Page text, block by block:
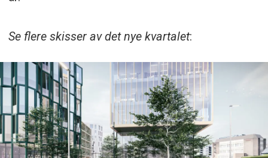
Se flere skisser av det nye kvartalet: